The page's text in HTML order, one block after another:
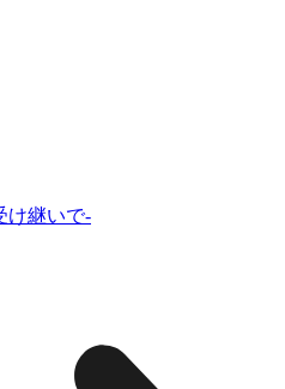
け継いで-